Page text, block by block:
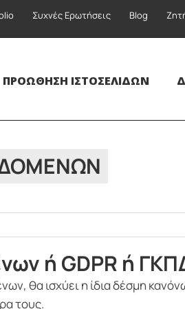
Συχνές Ερωτήσεις Blog
ΠΡΟΏΘΗΣΗ ΙΣΤΟΣΕΛΊΔΩΝ
ή GDPR ή
θα ισχύει η ίδια δέσμη
τους.